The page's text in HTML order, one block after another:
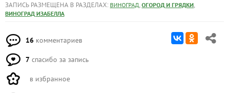
ЗАПИСЬ РАЗМЕЩЕНА В РАЗДЕЛАХ: ВИНОГРАД, ОГОРОД И ГРЯДКИ,
ВИНОГРАД ИЗАБЕЛЛА
16 комментариев
7 спасибо за запись
в избранное